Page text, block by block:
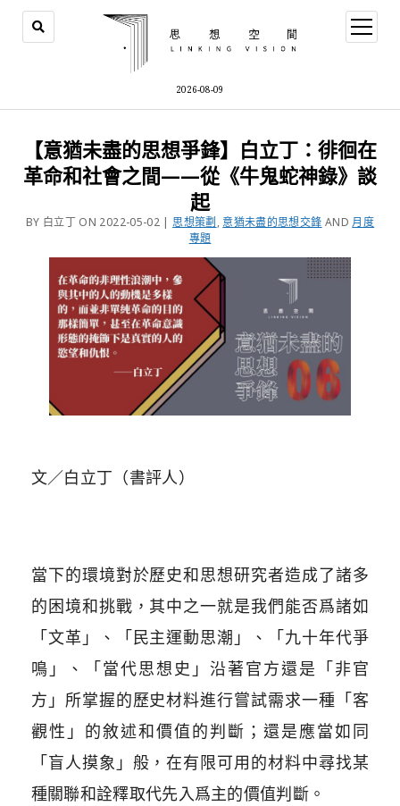
2026-08-09
【意猶未盡的思想爭鋒】白立丁：徘徊在
革命和社會之間——從《牛鬼蛇神錄》談
起
BY 白立丁 ON 2022-05-02 |思想策劃 , 意猶未盡的思想交鋒 AND 月度
專題
文／白立丁（書評人）
當下的環境對於歷史和思想研究者造成了諸多
的困境和挑戰，其中之一就是我們能否爲諸如
「文革」、「民主運動思潮」、「九十年代爭
鳴」、「當代思想史」沿著官方還是「非官
方」所掌握的歷史材料進行嘗試需求一種「客
觀性」的敘述和價值的判斷；還是應當如同
「盲人摸象」般，在有限可用的材料中尋找某
種關聯和詮釋取代先入爲主的價值判斷。